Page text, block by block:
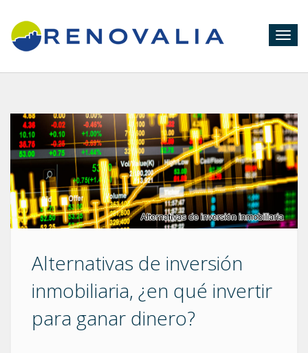
Alternativas de inversión
inmobiliaria, ¿en qué invertir
para ganar dinero?